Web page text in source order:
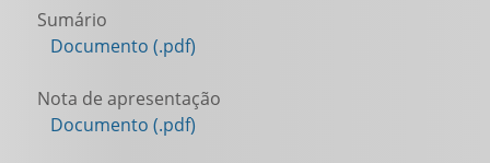
Sumário
Documento (.pdf)
Nota de apresentação
Documento (.pdf)